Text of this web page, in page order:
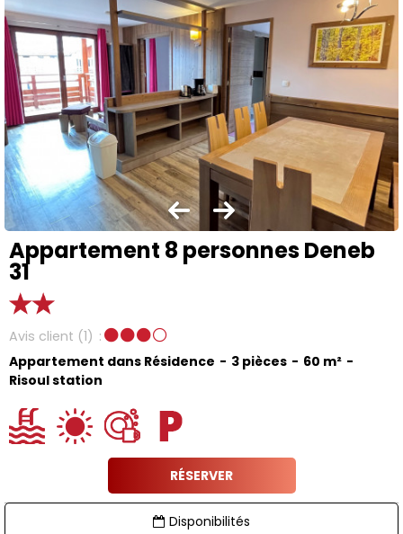
Appartement 8 personnes Deneb
31
Avis client (1)
Appartement dans Résidence
3 pièces 60 m²
Risoul station
RÉSERVER
Disponibilités